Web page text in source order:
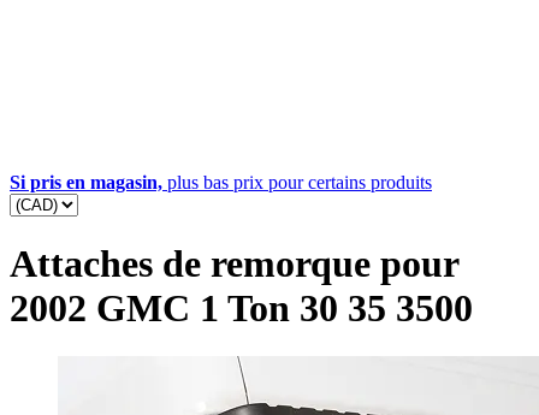
Si pris en magasin, plus bas prix pour certains produits
Attaches de remorque pour
2002 GMC 1 Ton 30 35 3500